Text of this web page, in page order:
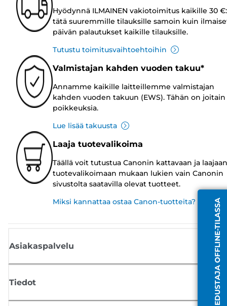
EDUSTAJA OFFLINE-TILASSA
Hyödynnä ILMAINEN vakiotoimitus kaikille 30
tätä suuremmille tilauksille samoin kuin
päivän palautukset kaikille tilauksille.
Tutustu toimitusvaihtoehtoihin
Valmistajan kahden vuoden takuu*
Annamme kaikille laitteillemme valmistajan
kahden vuoden takuun (EWS). Tähän on joitain
poikkeuksia.
Lue lisää takuusta
Laaja tuotevalikoima
Täällä voit tutustua Canonin kattavaan ja laajaan
tuotevalikoimaan mukaan lukien vain Canonin
sivustolta saatavilla olevat tuotteet.
Miksi kannattaa ostaa Canon-tuotteita?
Asiakaspalvelu
Tiedot